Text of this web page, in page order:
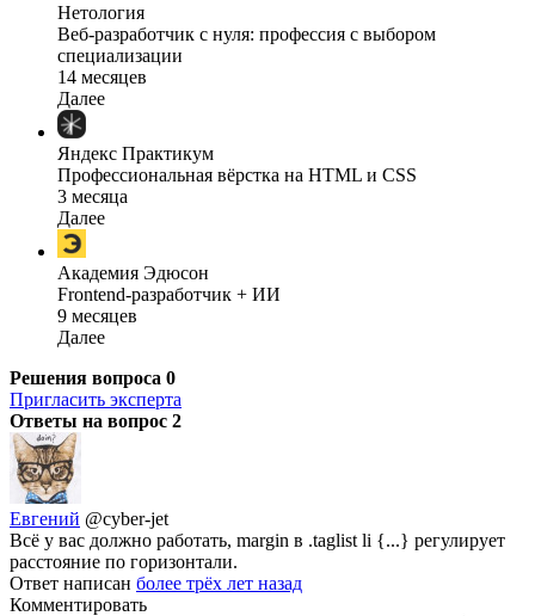
Нетология
Веб-разработчик с нуля: профессия с выбором
специализации
14 месяцев
Далее
Яндекс Практикум
Профессиональная вёрстка на HTML и CSS
3 месяца
Далее
Академия Эдюсон
Frontend-разработчик + ИИ
9 месяцев
Далее
Решения вопроса 0
Пригласить эксперта
Ответы на вопрос 2
Евгений @cyber-jet
Всё у вас должно работать, margin в .taglist li {...} регулирует
расстояние по горизонтали.
Ответ написан более трёх лет назад
Комментировать